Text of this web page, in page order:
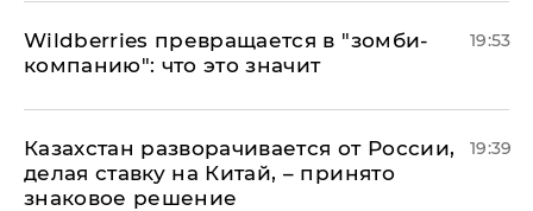
Wildberries превращается в "зомби-
компанию": что это значит
19:53
Казахстан разворачивается от России,
делая ставку на Китай, – принято
знаковое решение
19:39